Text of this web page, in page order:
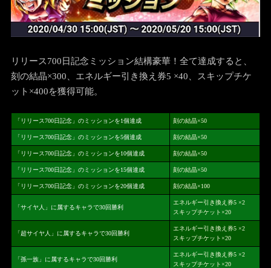
リリース700日記念ミッション結構豪華！全て達成すると、
刻の結晶×300、エネルギー引き換え券5 ×40、スキップチケ
ット×400を獲得可能。
「リリース700日記念」のミッションを1個達成 刻の結晶×50
「リリース700日記念」のミッションを5個達成 刻の結晶×50
「リリース700日記念」のミッションを10個達成 刻の結晶×50
「リリース700日記念」のミッションを15個達成 刻の結晶×50
「リリース700日記念」のミッションを20個達成 刻の結晶×100
「サイヤ人」に属するキャラで30回勝利
エネルギー引き換え券5 ×2
スキップチケット×20
「超サイヤ人」に属するキャラで30回勝利
エネルギー引き換え券5 ×2
スキップチケット×20
「孫一族」に属するキャラで30回勝利
エネルギー引き換え券5 ×2
スキップチケット×20